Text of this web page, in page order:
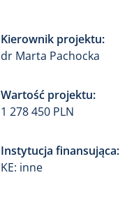
Kierownik projektu:
dr Marta Pachocka
Wartość projektu:
1 278 450 PLN
Instytucja finansująca:
KE: inne